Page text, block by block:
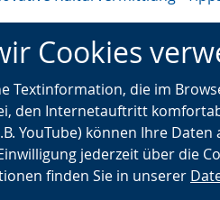
Cookies
Textinformation, die im
den Internetauftritt
YouTube) können Ihre
jederzeit über die
finden Sie in unserer
Kulturvermittlung·
Education and
InitiativeVorheriger
Artikel